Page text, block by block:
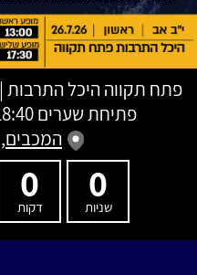
פתח תקווה היכל התרבות |
פתיחת שערים 18:40 | שעת התחלה 19:00
המכבים, 5, פתח תקווה
0
שניות
0
דקות